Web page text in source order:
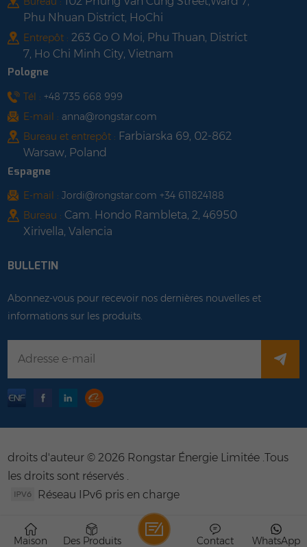
Phu Nhuan District, HoChi
Entrepôt : 263 Go O Moi, Phu Thuan, District
7, Ho Chi Minh City, Vietnam
Pologne
Tél : +48 735 668 999
E-mail : anna@rongstar.com
Bureau et entrepôt : Farbiarska 69, 02-862
Warsaw, Poland
Espagne
E-mail : Jordi@rongstar.com +34 611824188
Bureau : Cam. Hondo Rambleta, 2, 46950
Xirivella, Valencia
BULLETIN
Abonnez-vous pour recevoir nos dernières nouvelles et
informations sur les produits.
droits d'auteur © 2026 Rongstar Énergie Limitée .Tous
les droits sont réservés .
Réseau IPv6 pris en charge
Maison Des Produits WhatsApp
Contact